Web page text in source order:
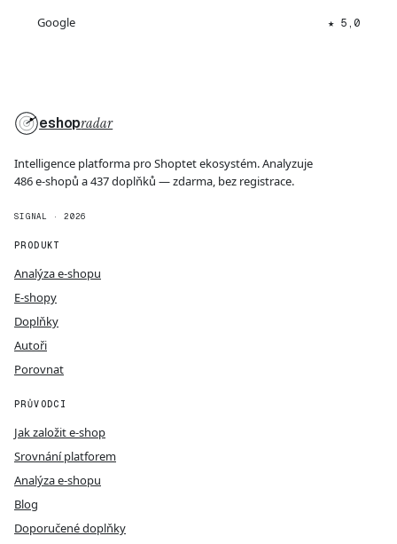
Google ★ 5,0
eshopradar
Intelligence platforma pro Shoptet ekosystém. Analyzuje
486 e-shopů a 437 doplňků — zdarma, bez registrace.
SIGNAL · 2026
PRODUKT
Analýza e-shopu
E-shopy
Doplňky
Autoři
Porovnat
PRŮVODCI
Jak založit e-shop
Srovnání platforem
Analýza e-shopu
Blog
Doporučené doplňky